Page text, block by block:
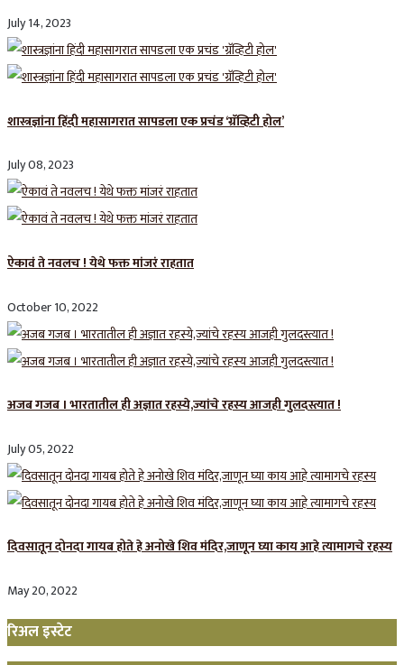
July 14, 2023
शास्त्रज्ञांना हिंदी महासागरात सापडला एक प्रचंड ‘ग्रॅव्हिटी होल’
July 08, 2023
ऐकावं ते नवलच ! येथे फक्त मांजरं राहतात
October 10, 2022
अजब गजब । भारतातील ही अज्ञात रहस्ये,ज्यांचे रहस्य आजही गुलदस्त्यात !
July 05, 2022
दिवसातून दोनदा गायब होते हे अनोखे शिव मंदिर,जाणून घ्या काय आहे त्यामागचे रहस्य
May 20, 2022
रिअल इस्टेट